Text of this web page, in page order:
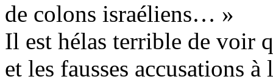
de colons israéliens… »
Il est hélas terrible de voir
et les fausses accusations